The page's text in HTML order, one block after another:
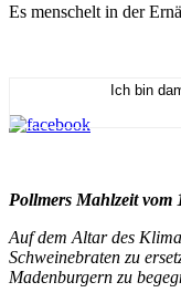
Es menschelt in der
Ich bin
Pollmers Mahlzeit vom
Auf dem Altar des
Schweinebraten zu
Madenburgern zu